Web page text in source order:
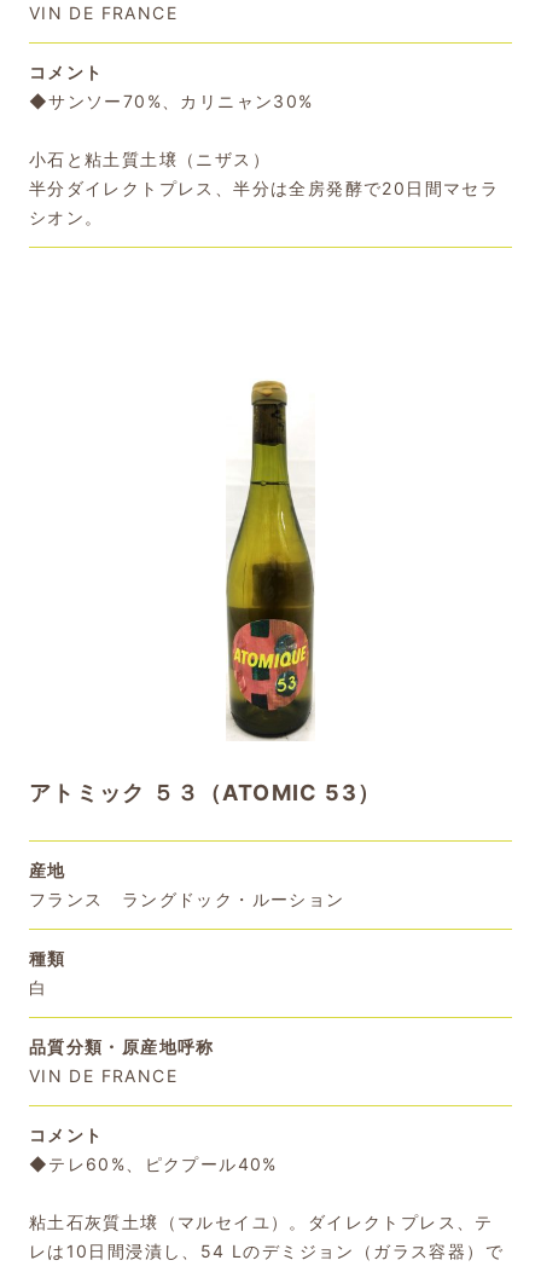
VIN DE FRANCE
コメント
◆サンソー70%、カリニャン30%
小石と粘土質土壌（ニザス）
半分ダイレクトプレス、半分は全房発酵で20日間マセラ
シオン。
アトミック ５３（ATOMIC 53）
産地
フランス ラングドック・ルーション
種類
白
品質分類・原産地呼称
VIN DE FRANCE
コメント
◆テレ60%、ピクプール40%
粘土石灰質土壌（マルセイユ）。ダイレクトプレス、テ
レは10日間浸漬し、54 Lのデミジョン（ガラス容器）で